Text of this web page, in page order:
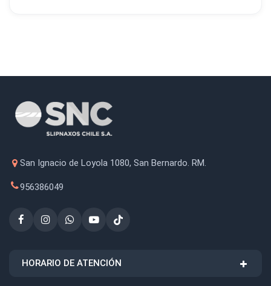
San Ignacio de Loyola 1080, San Bernardo. RM.
956386049
HORARIO DE ATENCIÓN